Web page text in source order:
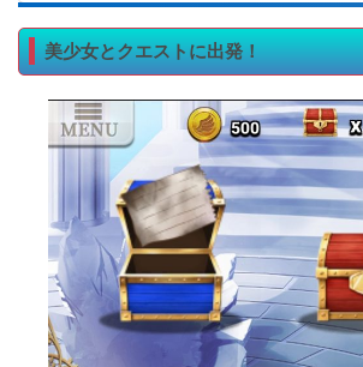
美少女とクエストに出発！